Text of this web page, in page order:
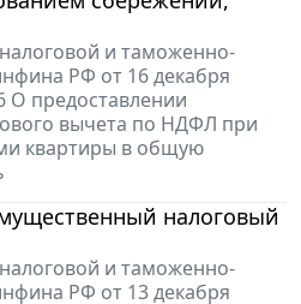
и таможенно-
РФ от 16 декабря
О предоставлении
вычета по НДФЛ при
квартиры в общую
налоговый
и таможенно-
РФ от 13 декабря